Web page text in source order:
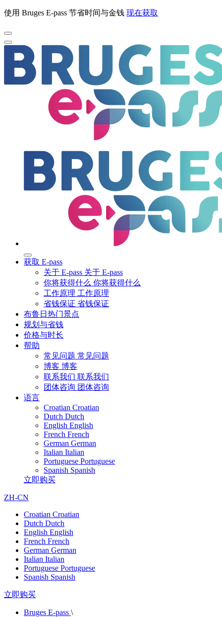
使用 Bruges E-pass 节省时间与金钱 现在获取
获取 E-pass
关于 E-pass 关于 E-pass
你将获得什么 你将获得什么
工作原理 工作原理
省钱保证 省钱保证
布鲁日热门景点
规划与省钱
价格与时长
帮助
常见问题 常见问题
博客 博客
联系我们 联系我们
团体咨询 团体咨询
语言
Croatian Croatian
Dutch Dutch
English English
French French
German German
Italian Italian
Portuguese Portuguese
Spanish Spanish
立即购买
ZH-CN
Croatian Croatian
Dutch Dutch
English English
French French
German German
Italian Italian
Portuguese Portuguese
Spanish Spanish
立即购买
Bruges E-pass \